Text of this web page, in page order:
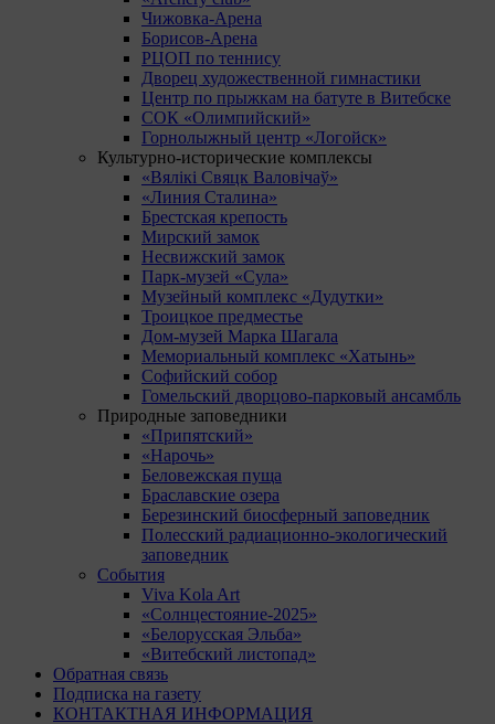
Чижовка-Арена
Борисов-Арена
РЦОП по теннису
Дворец художественной гимнастики
Центр по прыжкам на батуте в Витебске
СОК «Олимпийский»
Горнолыжный центр «Логойск»
Культурно-исторические комплексы
«Вялікі Свяцк Валовічаў»
«Линия Сталина»
Брестская крепость
Мирский замок
Несвижский замок
Парк-музей «Сула»
Музейный комплекс «Дудутки»
Троицкое предместье
Дом-музей Марка Шагала
Мемориальный комплекс «Хатынь»
Софийский собор
Гомельский дворцово-парковый ансамбль
Природные заповедники
«Припятский»
«Нарочь»
Беловежская пуща
Браславские озера
Березинский биосферный заповедник
Полесский радиационно-экологический
заповедник
События
Viva Kola Art
«Солнцестояние-2025»
«Белорусская Эльба»
«Витебский листопад»
Обратная связь
Подписка на газету
КОНТАКТНАЯ ИНФОРМАЦИЯ